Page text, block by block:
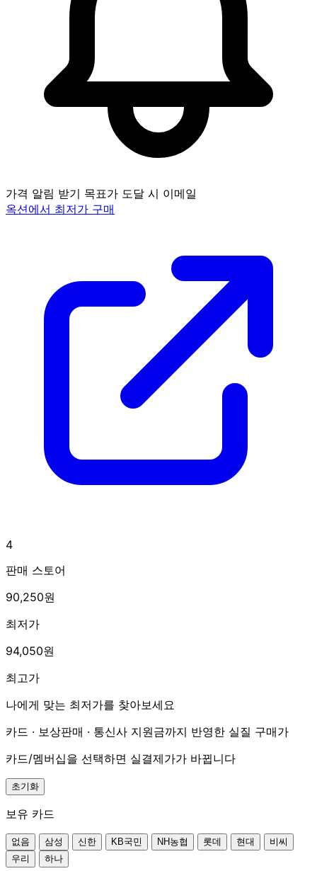
가격 알림 받기 목표가 도달 시 이메일
옥션에서 최저가 구매
4
판매 스토어
90,250원
최저가
94,050원
최고가
나에게 맞는 최저가를 찾아보세요
카드 · 보상판매 · 통신사 지원금까지 반영한 실질 구매가
카드/멤버십을 선택하면 실결제가가 바뀝니다
초기화
보유 카드
없음 삼성 신한 KB국민 NH농협 롯데 현대
비씨
우리
하나